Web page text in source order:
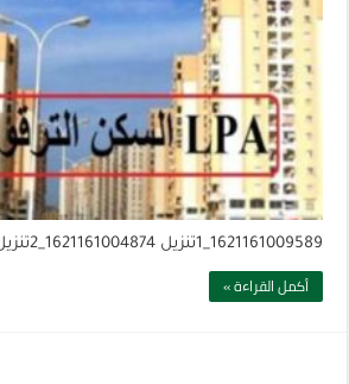
1621161009589_1تنزيل 1621161004874_2تنزيل
أكمل القراءة »